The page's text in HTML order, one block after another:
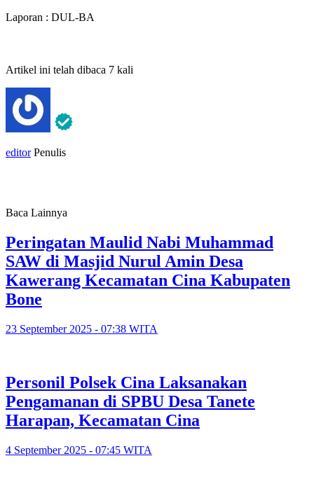
Laporan : DUL-BA
Artikel ini telah dibaca 7 kali
editor Penulis
Baca Lainnya
Peringatan Maulid Nabi Muhammad
SAW di Masjid Nurul Amin Desa
Kawerang Kecamatan Cina Kabupaten
Bone
23 September 2025 - 07:38 WITA
Personil Polsek Cina Laksanakan
Pengamanan di SPBU Desa Tanete
Harapan, Kecamatan Cina
4 September 2025 - 07:45 WITA